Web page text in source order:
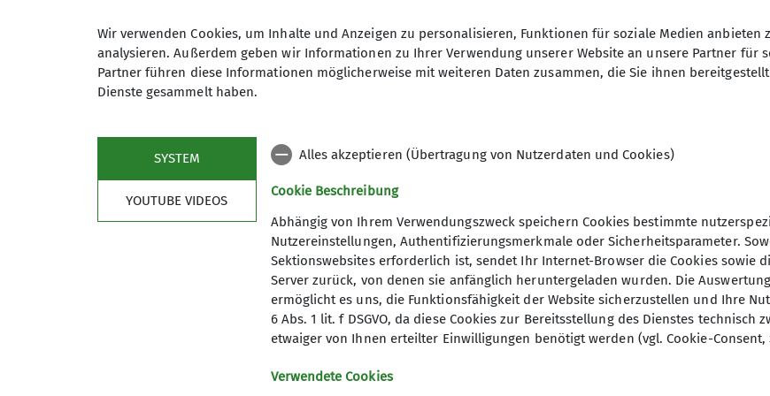
Anmeldung Kennwort: Felsklettern 2025
Wir verwenden Cookies, um Inhalte und Anzeigen zu personalisieren, Funktionen für soziale Medien
analysieren. Außerdem geben wir Informationen zu Ihrer Verwendung unserer Website an unsere Partner für
Partner führen diese Informationen möglicherweise mit weiteren Daten zusammen, die Sie ihnen
Dienste gesammelt haben.
SYSTEM
YOUTUBE VIDEOS
Alles akzeptieren (Übertragung von Nutzerdaten und Cookies)
Cookie Beschreibung
Abhängig von Ihrem Verwendungszweck speichern Cookies bestimmte
Nutzereinstellungen, Authentifizierungsmerkmale oder Sicherheitsparameter.
Sektionswebsites erforderlich ist, sendet Ihr Internet-Browser die Cookies sowie
Server zurück, von denen sie anfänglich heruntergeladen wurden. Die
ermöglicht es uns, die Funktionsfähigkeit der Website sicherzustellen und Ihre
6 Abs. 1 lit. f DSGVO, da diese Cookies zur Bereitsstellung des Dienstes
etwaiger von Ihnen erteilter Einwilligungen benötigt werden (vgl. Cookie-Consent,
Verwendete Cookies